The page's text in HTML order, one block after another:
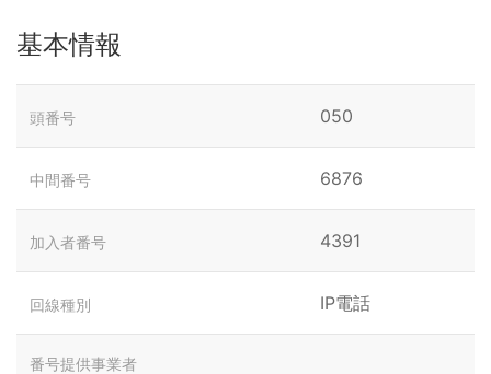
基本情報
頭番号 050
中間番号 6876
加入者番号 4391
回線種別 IP電話
番号提供事業者